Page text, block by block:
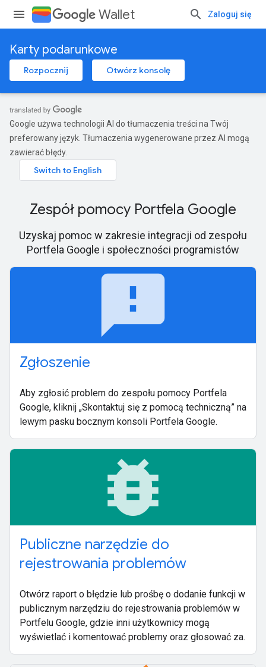
Wallet Zaloguj się
Karty podarunkowe
Rozpocznij Otwórz konsolę
Google używa technologii AI do tłumaczenia treści na Twój
preferowany język. Tłumaczenia wygenerowane przez AI mogą
zawierać błędy.
Zespół pomocy Portfela Google
Uzyskaj pomoc w zakresie integracji od zespołu
Portfela Google i społeczności programistów
feedback
Zgłoszenie
Aby zgłosić problem do zespołu pomocy Portfela
Google, kliknij „Skontaktuj się z pomocą techniczną” na
lewym pasku bocznym konsoli Portfela Google.
bug_report
Publiczne narzędzie do
rejestrowania problemów
Otwórz raport o błędzie lub prośbę o dodanie funkcji w
publicznym narzędziu do rejestrowania problemów w
Portfelu Google, gdzie inni użytkownicy mogą
wyświetlać i komentować problemy oraz głosować za.